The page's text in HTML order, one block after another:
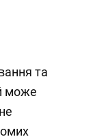
та
може